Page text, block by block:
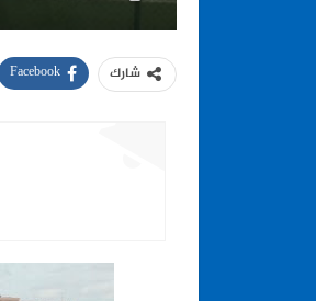
شارك Facebook